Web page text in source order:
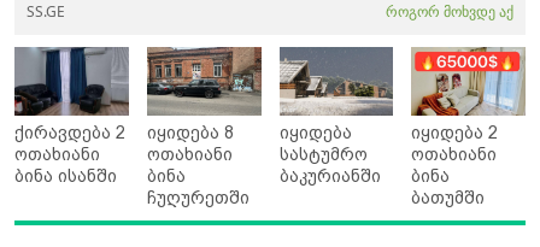
SS.GE როგორ მოხვდე აქ
ქირავდება 2
ოთახიანი
ბინა ისანში
იყიდება 8
ოთახიანი
ბინა
ჩუღურეთში
იყიდება
სასტუმრო
ბაკურიანში
იყიდება 2
ოთახიანი
ბინა
ბათუმში